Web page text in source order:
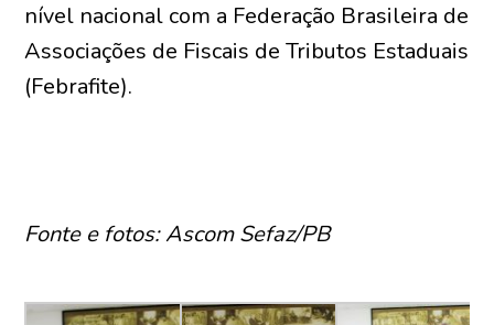
nível nacional com a Federação Brasileira de
Associações de Fiscais de Tributos Estaduais
(Febrafite).
Fonte e fotos: Ascom Sefaz/PB